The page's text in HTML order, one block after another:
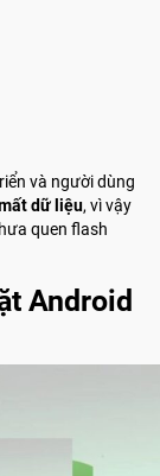
và người dùng
dữ liệu, vì vậy
quen flash
Android